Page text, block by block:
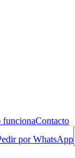
funcionaContacto
por WhatsApp